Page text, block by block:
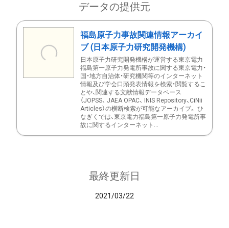
データの提供元
福島原子力事故関連情報アーカイ
ブ (日本原子力研究開発機構)
日本原子力研究開発機構が運営する東京電力
福島第一原子力発電所事故に関する東京電力・
国・地方自治体・研究機関等のインターネット
情報及び学会口頭発表情報を検索・閲覧するこ
とや、関連する文献情報データベース
（JOPSS、 JAEA OPAC、 INIS Repository、CiNii
Articles）の横断検索が可能なアーカイブ。 ひ
なぎくでは、東京電力福島第一原子力発電所事
故に関するインターネット...
最終更新日
2021/03/22